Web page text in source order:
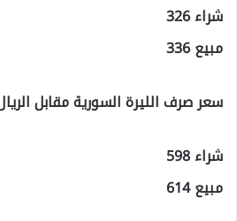
شراء 326
مبيع 336
سعر صرف الليرة السورية مقابل
شراء 598
مبيع 614